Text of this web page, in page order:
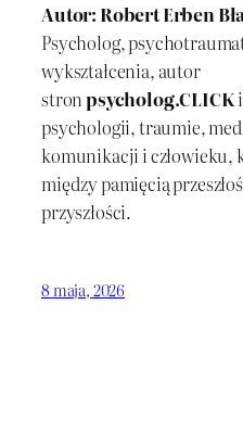
Autor: Robert Erben
Psycholog,
wykształcenia, autor
stronpsycholog.CLICK
psychologii, traumie,
komunikacji i człowieku,
między pamięcią
przyszłości.
8 maja, 2026